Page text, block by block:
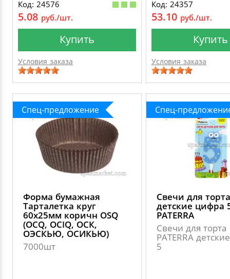
Код: 24576
5.08 руб./шт.
Купить
Условия заказа
Код: 24357
53.10 руб./шт.
Купить
Условия заказа
Спец-предложение
Форма бумажная
Тарталетка круг
60х25мм коричн OSQ
(OCQ, OCIQ, ОСК,
ОЭСКЬЮ, ОСИКЬЮ)
7000шт
Спец-
Свечи для торта
детские цифра
PATERRA
Свечи для торта
PATERRA
5